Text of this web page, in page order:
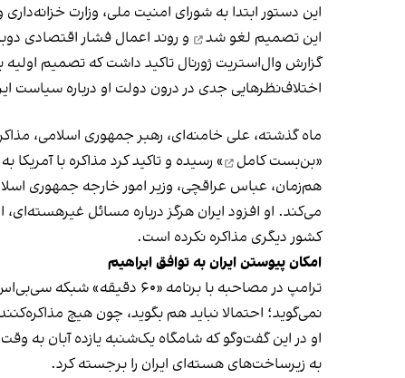
این تصمیم لغو شد
و روند اعمال فشار اقتصادی
گزارش وال‌استریت ژورنال تاکید داشت که تصمیم
اختلاف‌نظرهایی جدی در درون دولت او درباره سیاست
ماه گذشته، علی خامنه‌ای، رهبر جمهوری اسلامی، مذاکره
«بن‌بست کامل
» رسیده و تاکید کرد مذاکره با آمریکا
هم‌زمان، عباس عراقچی، وزیر امور خارجه جمهوری
می‌کند. او افزود ایران هرگز درباره مسائل
کشور دیگری مذاکره نکرده است.
امکان پیوستن ایران به توافق ابراهیم
ترامپ در مصاحبه با برنامه «۶۰ دقیقه» شبکه سی‌بی‌اس، توافق با جمهوری اسلامی را «
نمی‌گوید؛ احتمالا نباید هم بگوید، چون هیچ
او در این گفت‌وگو که شامگاه یک‌شنبه یازده آبان به
به زیرساخت‌های هسته‌ای ایران را برجسته کرد.